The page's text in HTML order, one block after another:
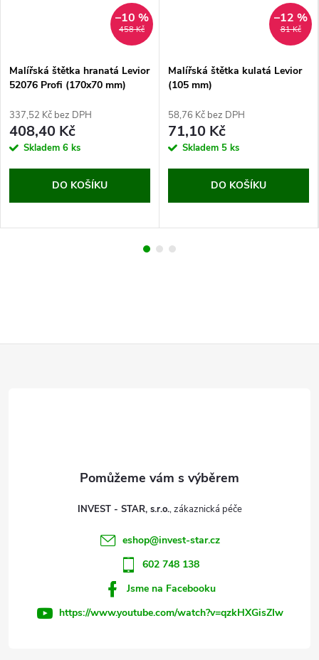
458 Kč
–10 %
Malířská štětka hranatá Levior
52076 Profi (170x70 mm)
337,52 Kč bez DPH
408,40 Kč
Skladem 6 ks
DO KOŠÍKU
81 Kč
–12 %
Malířská štětka kulatá Levior
(105 mm)
58,76 Kč bez DPH
71,10 Kč
Skladem 5 ks
DO KOŠÍKU
INVEST - STAR, s.r.o.
eshop@invest-star.cz
602 748 138
Jsme na Facebooku
https://www.youtube.com/watch?v=qzkHXGisZIw